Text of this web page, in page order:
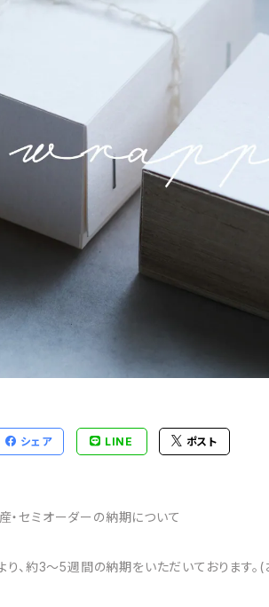
シェア LINE ポスト
・セミオーダーの納期について
、約3～5週間の納期をいただいております。